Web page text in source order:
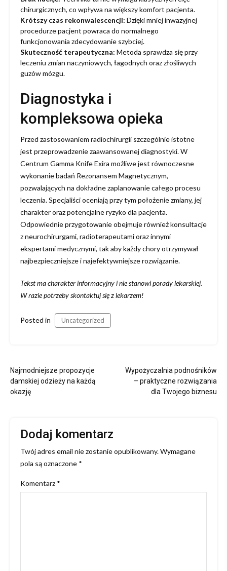
chirurgicznych, co wpływa na większy komfort pacjenta.
Krótszy czas rekonwalescencji: Dzięki mniej inwazyjnej
procedurze pacjent powraca do normalnego
funkcjonowania zdecydowanie szybciej.
Skuteczność terapeutyczna: Metoda sprawdza się przy
leczeniu zmian naczyniowych, łagodnych oraz złośliwych
guzów mózgu.
Diagnostyka i
kompleksowa opieka
Przed zastosowaniem radiochirurgii szczególnie istotne
jest przeprowadzenie zaawansowanej diagnostyki. W
Centrum Gamma Knife Exira możliwe jest równoczesne
wykonanie badań Rezonansem Magnetycznym,
pozwalających na dokładne zaplanowanie całego procesu
leczenia. Specjaliści oceniają przy tym położenie zmiany, jej
charakter oraz potencjalne ryzyko dla pacjenta.
Odpowiednie przygotowanie obejmuje również konsultacje
z neurochirurgami, radioterapeutami oraz innymi
ekspertami medycznymi, tak aby każdy chory otrzymywał
najbezpieczniejsze i najefektywniejsze rozwiązanie.
Tekst ma charakter informacyjny i nie stanowi porady lekarskiej.
W razie potrzeby skontaktuj się z lekarzem!
Posted in Uncategorized
Nawigacja
wpisu
Najmodniejsze propozycje
damskiej odzieży na każdą
okazję
Wypożyczalnia podnośników
– praktyczne rozwiązania
dla Twojego biznesu
Dodaj komentarz
Twój adres email nie zostanie opublikowany.Wymagane
pola są oznaczone *
Komentarz *